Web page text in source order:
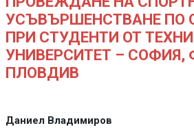
УСЪВЪРШЕНСТВАНЕ ПО
ПРИ СТУДЕНТИ ОТ
УНИВЕРСИТЕТ – СОФИЯ,
ПЛОВДИВ
Даниел Владимиров